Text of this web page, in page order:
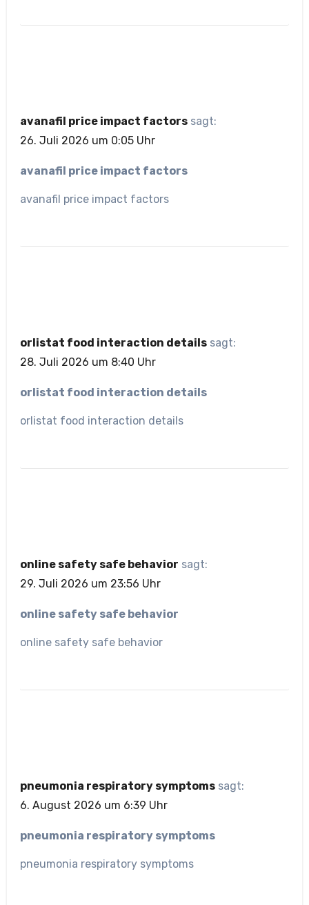
avanafil price impact factors sagt:
26. Juli 2026 um 0:05 Uhr
avanafil price impact factors
avanafil price impact factors
orlistat food interaction details sagt:
28. Juli 2026 um 8:40 Uhr
orlistat food interaction details
orlistat food interaction details
online safety safe behavior sagt:
29. Juli 2026 um 23:56 Uhr
online safety safe behavior
online safety safe behavior
pneumonia respiratory symptoms sagt:
6. August 2026 um 6:39 Uhr
pneumonia respiratory symptoms
pneumonia respiratory symptoms